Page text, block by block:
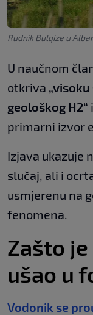
Rudnik Bulqize u
U naučnom
otkriva
geološkog H2“
primarni izvor
Izjava ukazuje
slučaj, ali i
usmjerenu na
fenomena.
Zašto
ušao u
Vodonik se